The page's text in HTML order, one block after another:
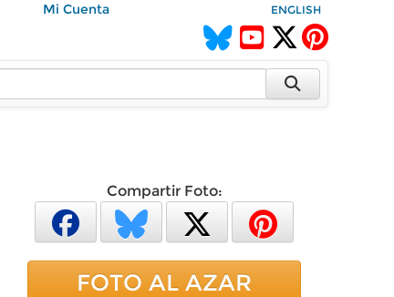
Mi Cuenta ENGLISH
Compartir Foto:
FOTO AL AZAR